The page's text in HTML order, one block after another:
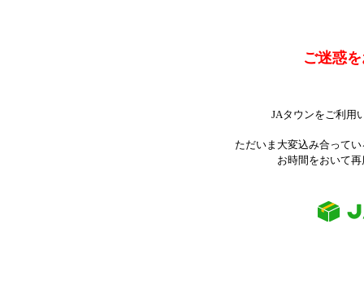
ご迷惑
JAタウンをご利用
ただいま大変込み合って
お時間をおいて